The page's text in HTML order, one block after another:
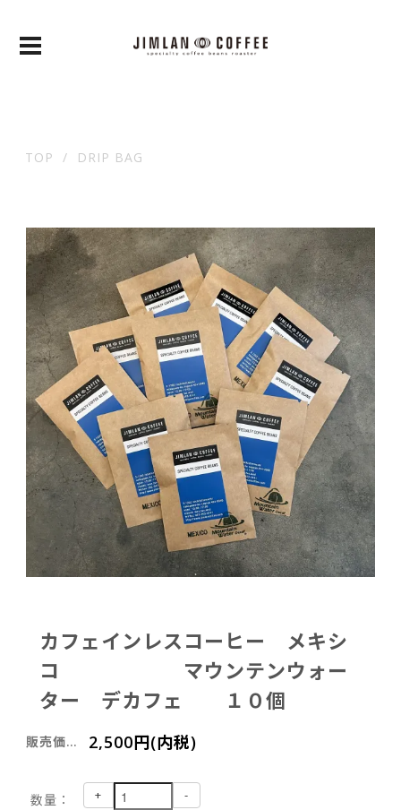
TOP DRIP BAG
カフェインレスコーヒー メキシ
コ マウンテンウォー
ター デカフェ １０個
販売価格： 2,500円(内税)
数量： + -